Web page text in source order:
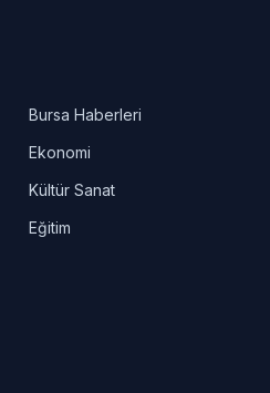
Bursa Haberleri
Ekonomi
Kültür Sanat
Eğitim